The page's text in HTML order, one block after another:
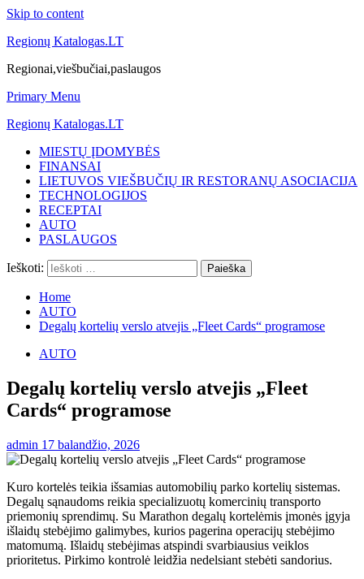
Skip to content
Regionų Katalogas.LT
Regionai,viešbučiai,paslaugos
Primary Menu
Regionų Katalogas.LT
MIESTŲ ĮDOMYBĖS
FINANSAI
LIETUVOS VIEŠBUČIŲ IR RESTORANŲ ASOCIACIJA
TECHNOLOGIJOS
RECEPTAI
AUTO
PASLAUGOS
Ieškoti:
Home
AUTO
Degalų kortelių verslo atvejis „Fleet Cards“ programose
AUTO
Degalų kortelių verslo atvejis „Fleet
Cards“ programose
admin 17 balandžio, 2026
Kuro kortelės teikia išsamias automobilių parko kortelių sistemas.
Degalų sąnaudoms reikia specializuotų komercinių transporto
priemonių sprendimų. Su Marathon degalų kortelėmis įmonės įgyja
išlaidų stebėjimo galimybes, kurios pagerina operacijų stebėjimo
matomumą. Išlaidų stebėjimas atspindi svarbiausius veiklos
prioritetus. Pirkimo kontrolė leidžia nedelsiant stebėti sandorius.